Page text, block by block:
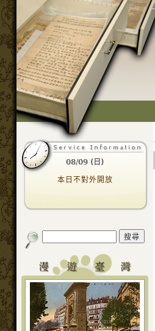
08/09 (日)
本日不對外開放